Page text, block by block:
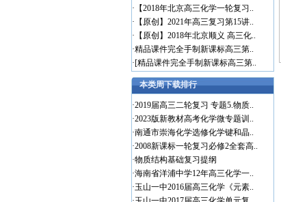
· 【2018年北京高三化学一轮复习..
· 【原创】2021年高三复习第15讲..
· 【原创】2018年北京顺义 高三化..
·精品课件完全手制新课标高三第..
·[精品课件完全手制新课标高三第..
本类周下载排行
·2019届高三二轮复习 专题5.物质..
·2023版新教材高考化学微专题训..
·南通市崇海化学选修化学键和晶..
·2008新课标一轮复习必修2全套高..
·物质结构基础复习提纲
·海南省洋浦中学12年高三化学一..
·玉山一中2016届高三化学《元素..